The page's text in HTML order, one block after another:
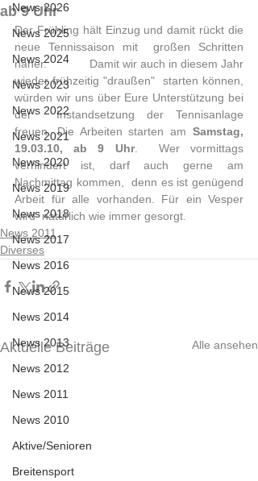
News 2026
News 2025
News 2024
News 2023
News 2022
News 2021
News 2020
News 2019
News 2018
News 2017
News 2016
News 2015
News 2014
News 2013
News 2012
News 2011
News 2010
Aktive/Senioren
Breitensport
ab 9 Uhr
Der Frühling hält Einzug und damit rückt die
neue Tennissaison mit  großen Schritten
näher.             Damit wir auch in diesem Jahr
wieder frühzeitig "draußen"  starten können,
würden wir uns über Eure Unterstützung bei
der  Instandsetzung der Tennisanlage
freuen. Die Arbeiten starten am Samstag,
19.03.10, ab 9 Uhr.  Wer vormittags
verhindert ist, darf auch gerne am
Nachmittag kommen,  denn es ist genügend
Arbeit für alle vorhanden. Für ein Vesper
wird  natürlich wie immer gesorgt.
News 2011
Diverses
Aktuelle Beiträge Alle ansehen